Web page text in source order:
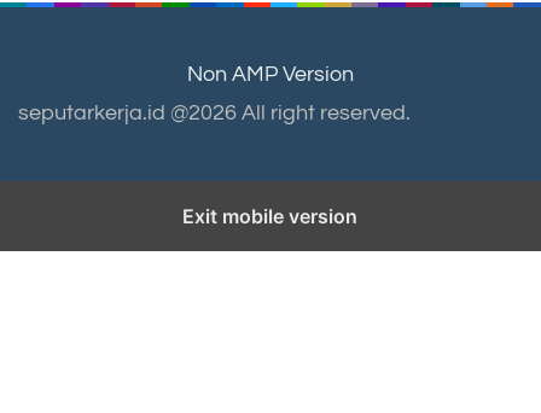
Non AMP Version
seputarkerja.id @2026 All right reserved.
Exit mobile version